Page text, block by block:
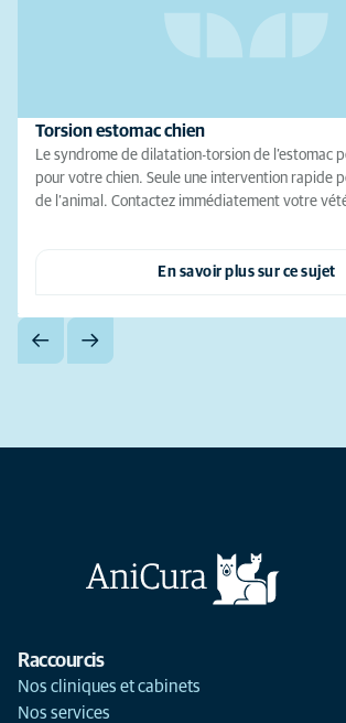
Torsion estomac chien
Le syndrome de dilatation-torsion de l’estomac
pour votre chien. Seule une intervention rapide
de l’animal. Contactez immédiatement votre
En savoir plus sur ce sujet
Raccourcis
Nos cliniques et cabinets
Nos services